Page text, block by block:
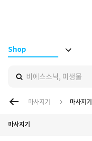
Shop
비에스소닉, 미생물
마사지기 마사지기
마사지기